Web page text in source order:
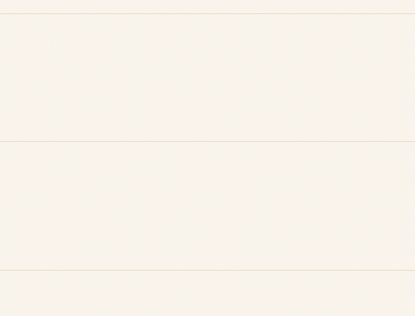
Gagne des points à